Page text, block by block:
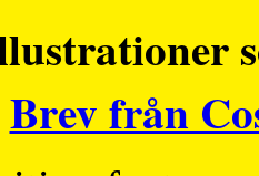
Brev från